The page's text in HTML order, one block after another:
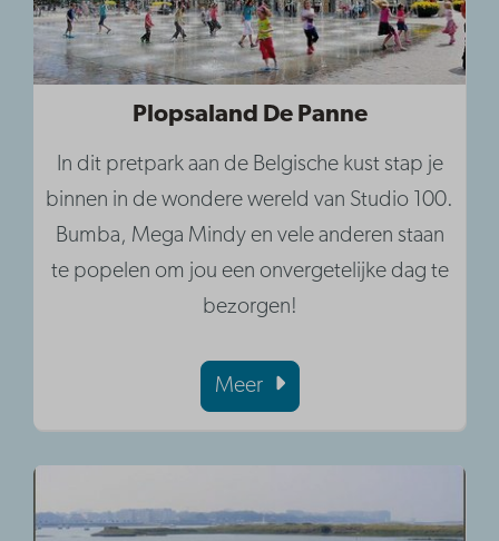
Plopsaland De Panne
In dit pretpark aan de Belgische kust stap je
binnen in de wondere wereld van Studio 100.
Bumba, Mega Mindy en vele anderen staan
te popelen om jou een onvergetelijke dag te
bezorgen!
Meer